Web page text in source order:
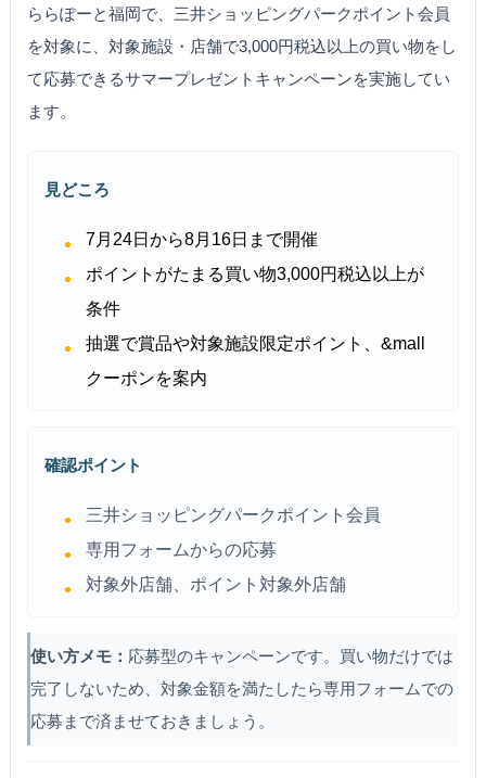
ららぽーと福岡で、三井ショッピングパークポイント会員
を対象に、対象施設・店舗で3,000円税込以上の買い物をし
て応募できるサマープレゼントキャンペーンを実施してい
ます。
見どころ
7月24日から8月16日まで開催
ポイントがたまる買い物3,000円税込以上が
条件
抽選で賞品や対象施設限定ポイント、&mall
クーポンを案内
確認ポイント
三井ショッピングパークポイント会員
専用フォームからの応募
対象外店舗、ポイント対象外店舗
使い方メモ： 応募型のキャンペーンです。買い物だけでは
完了しないため、対象金額を満たしたら専用フォームでの
応募まで済ませておきましょう。